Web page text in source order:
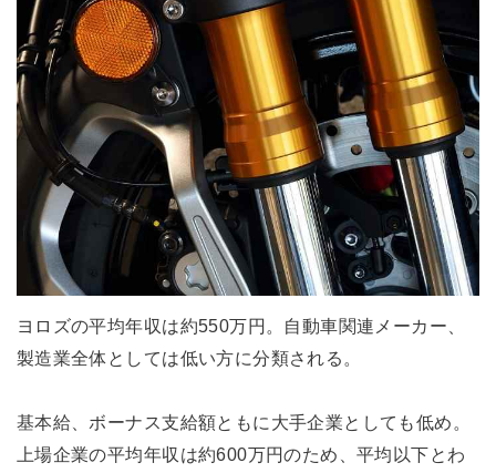
ヨロズの平均年収は約550万円。自動車関連メーカー、
製造業全体としては低い方に分類される。
基本給、ボーナス支給額ともに大手企業としても低め。
上場企業の平均年収は約600万円のため、平均以下とわ